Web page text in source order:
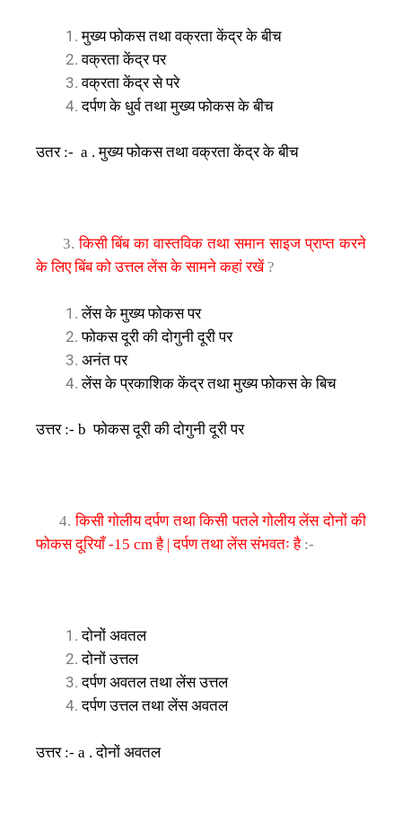
मुख्यफोकसतथावक्रताकेंद्रकेबीच
वक्रताकेंद्रपर
वक्रताकेंद्रसेपरे
दर्पणकेधुर्वतथामुख्यफोकसकेबीच
उतर:- a .मुख्यफोकसतथावक्रताकेंद्रकेबीच
3.किसी बिंब का वास्तविक तथा समान साइज प्राप्त करने
केलिएबिंबकोउत्तललेंसकेसामनेकहांरखें ?
लेंसकेमुख्यफोकसपर
फोकसदूरीकीदोगुनीदूरीपर
अनंतपर
लेंसकेप्रकाशिककेंद्रतथामुख्यफोकसकेबिच
उत्तर:- bफोकसदूरीकीदोगुनीदूरीपर
4.किसीगोलीयदर्पणतथाकिसीपतलेगोलीयलेंसदोनोंकी
फोकसदूरियाँ -15 cmहै|दर्पणतथालेंससंभवतः है:-
दोनोंअवतल
दोनोंउत्तल
दर्पणअवतलतथालेंसउत्तल
दर्पणउत्तलतथालेंसअवतल
उत्तर:- a .दोनोंअवतल